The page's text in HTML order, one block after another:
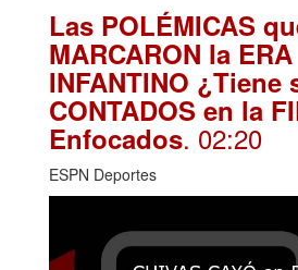
Las POLÉMICAS
MARCARON la ERA
INFANTINO ¿Tiene
CONTADOS en la
Enfocados. 02:20
ESPN Deportes